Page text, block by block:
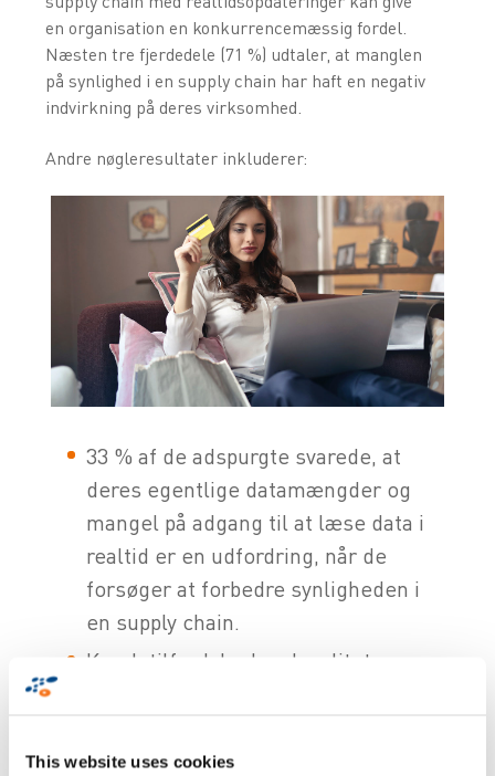
This website uses cookies
en organisation en konkurrencemæssig fordel.
Næsten tre fjerdedele (71 %) udtaler, at manglen
på synlighed i en supply chain har haft en negativ
indvirkning på deres virksomhed.
Andre nøgleresultater inkluderer:
33 % af de adspurgte svarede, at
deres egentlige datamængder og
mangel på adgang til at læse data i
realtid er en udfordring, når de
forsøger at forbedre synligheden i
en supply chain.
Kundetilfredshed og loyalitet er
forbedrer dette med mere end 30 %.